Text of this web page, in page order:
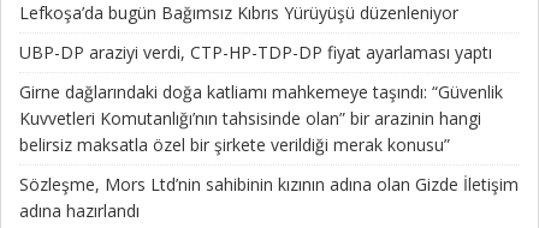
Lefkoşa’da bugün Bağımsız Kıbrıs Yürüyüşü düzenleniyor
UBP-DP araziyi verdi, CTP-HP-TDP-DP fiyat ayarlaması yaptı
Girne dağlarındaki doğa katliamı mahkemeye taşındı: “Güvenlik
Kuvvetleri Komutanlığı’nın tahsisinde olan” bir arazinin hangi
belirsiz maksatla özel bir şirkete verildiği merak konusu”
Sözleşme, Mors Ltd’nin sahibinin kızının adına olan Gizde İletişim
adına hazırlandı